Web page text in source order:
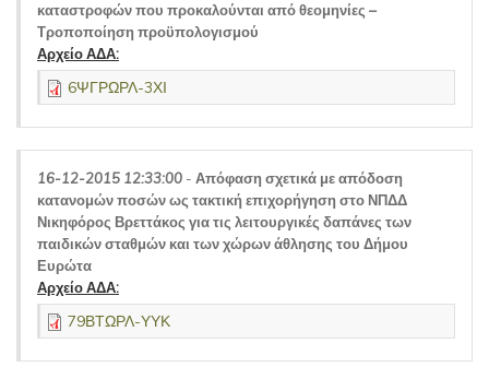
καταστροφών που προκαλούνται από θεομηνίες –
Τροποποίηση προϋπολογισμού
Αρχείο ΑΔΑ:
6ΨΓΡΩΡΛ-3ΧΙ
16-12-2015 12:33:00 - Απόφαση σχετικά με απόδοση
κατανομών ποσών ως τακτική επιχορήγηση στο ΝΠΔΔ
Νικηφόρος Βρεττάκος για τις λειτουργικές δαπάνες των
παιδικών σταθμών και των χώρων άθλησης του Δήμου
Ευρώτα
Αρχείο ΑΔΑ:
79ΒΤΩΡΛ-ΥΥΚ